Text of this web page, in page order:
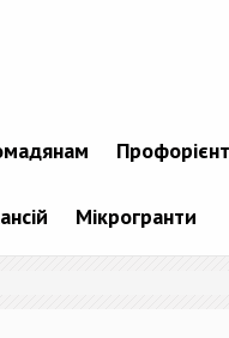
Мікрогранти